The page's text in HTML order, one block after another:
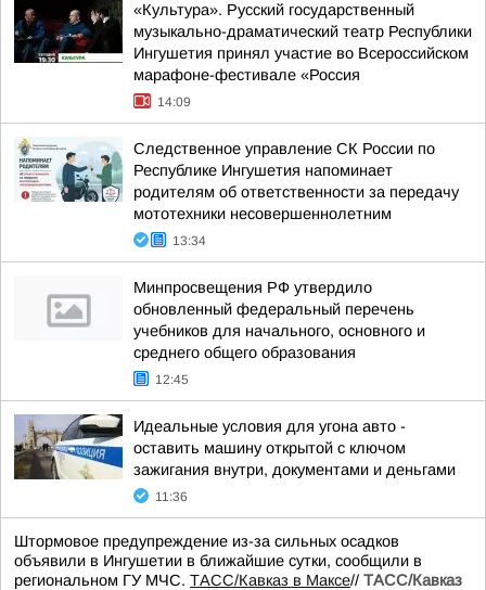
«Культура». Русский государственный
музыкально-драматический театр Республики
Ингушетия принял участие во Всероссийском
марафоне-фестивале «Россия
14:09
Следственное управление СК России по
Республике Ингушетия напоминает
родителям об ответственности за передачу
мототехники несовершеннолетним
13:34
Минпросвещения РФ утвердило
обновленный федеральный перечень
учебников для начального, основного и
среднего общего образования
12:45
Идеальные условия для угона авто -
оставить машину открытой с ключом
зажигания внутри, документами и деньгами
11:36
Штормовое предупреждение из-за сильных осадков
объявили в Ингушетии в ближайшие сутки, сообщили в
региональном ГУ МЧС. ТАСС/Кавказ в Максе// ТАСС/Кавказ